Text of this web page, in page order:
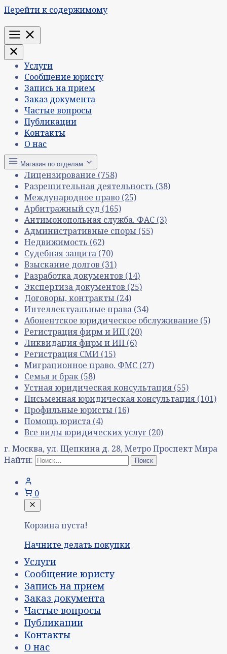
Перейти к содержимому
Меню
Услуги
Сообщение юристу
Запись на прием
Заказ документа
Частые вопросы
Публикации
Контакты
О нас
Магазин по отделам
Лицензирование (758)
Разрешительная деятельность (38)
Международное право (25)
Арбитражный суд (165)
Антимонопольная служба. ФАС (3)
Административные споры (55)
Недвижимость (62)
Судебная защита (70)
Взыскание долгов (31)
Разработка документов (14)
Экспертиза документов (25)
Договоры, контракты (24)
Интеллектуальные права (34)
Абонентское юридическое обслуживание (5)
Регистрация фирм и ИП (20)
Ликвидация фирм и ИП (6)
Регистрация СМИ (15)
Миграционное право. ФМС (27)
Семья и брак (58)
Устная юридическая консультация (55)
Письменная юридическая консультация (101)
Профильные юристы (16)
Помощь юриста (4)
Все виды юридических услуг (20)
г. Москва, ул. Щепкина д. 28, Метро Проспект Мира
Найти:
0
Корзина пуста!
Начните делать покупки
Услуги
Сообщение юристу
Запись на прием
Заказ документа
Частые вопросы
Публикации
Контакты
О нас